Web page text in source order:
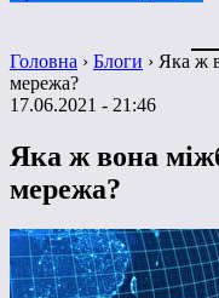
Головна › Блоги › Яка ж
мережа?
17.06.2021 - 21:46
Яка ж вона
мережа?